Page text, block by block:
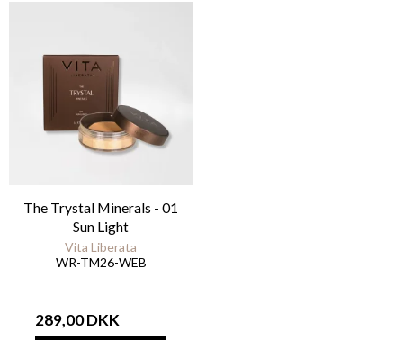
The Trystal Minerals - 01
Sun Light
Vita Liberata
WR-TM26-WEB
289,00 DKK